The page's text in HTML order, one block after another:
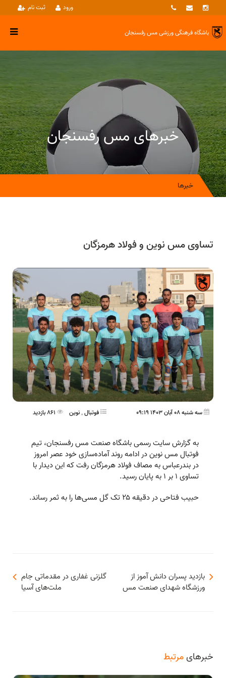
ثبت نام ورود
باشگاه فرهنگی ورزشیمس رفسنجان
خبرهای مس رفسنجان
خبرها
تساوی مس نوین و فولاد هرمزگان
سه شنبه 08 آبان 1403 09:19 فوتبال, نوین
به گزارش سایت رسمی باشگاه صنعت مس رفسنجان، تیم
فوتبال مس نوین در ادامه روند آماده‌سازی خود عصر امروز
در بندرعباس به مصاف فولاد هرمزگان رفت که این دیدار با
تساوی ۱ بر ۱ به پایان رسید.
حبیب فتاحی در دقیقه ۲۵ تک گل مسی‌ها را به ثمر رساند.
گلزنی غفاری در مقدماتی جام
ملت‌های آسیا
بازدید پسران دانش آموز از
ورزشگاه شهدای صنعت مس
خبرهایمرتبط